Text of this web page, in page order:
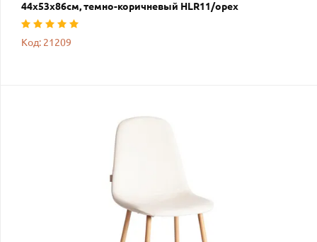
44х53х86см, темно-коричневый HLR11/орех
Код: 21209